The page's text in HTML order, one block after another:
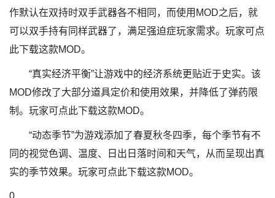
作默认在双持时双手武器各不相同，而使用MOD之后，就
可以双手持有同样武器了，满足强迫症玩家需求。玩家可点
此下载这款MOD。
“真实经济平衡”让游戏中的经济系统更贴近于史实。该
MOD修改了大部分道具定价和使用效果，并降低了弹药限
制。玩家可点此下载这款MOD。
“动态季节”为游戏添加了春夏秋冬四季，每个季节有不
同的视觉色调、温度、日出日落时间和天气，从而呈现出真
实的季节效果。玩家可点此下载这款MOD。
0